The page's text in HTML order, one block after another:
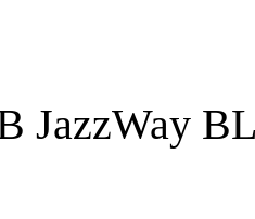
JazzWay